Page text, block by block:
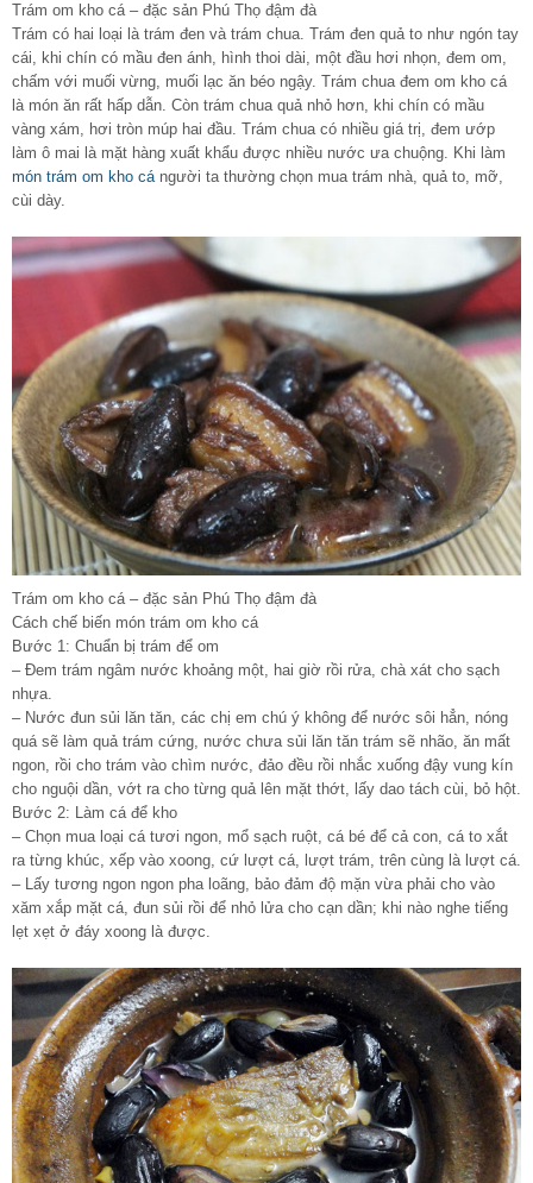
Trám om kho cá – đặc sản Phú Thọ đậm đà
Trám có hai loại là trám đen và trám chua. Trám đen quả to như ngón tay
cái, khi chín có mầu đen ánh, hình thoi dài, một đầu hơi nhọn, đem om,
chấm với muối vừng, muối lạc ăn béo ngậy. Trám chua đem om kho cá
là món ăn rất hấp dẫn. Còn trám chua quả nhỏ hơn, khi chín có mầu
vàng xám, hơi tròn múp hai đầu. Trám chua có nhiều giá trị, đem ướp
làm ô mai là mặt hàng xuất khẩu được nhiều nước ưa chuộng. Khi làm
món trám om kho cángười ta thường chọn mua trám nhà, quả to, mỡ,
cùi dày.
Trám om kho cá – đặc sản Phú Thọ đậm đà
Cách chế biến món trám om kho cá
Bước 1: Chuẩn bị trám để om
– Đem trám ngâm nước khoảng một, hai giờ rồi rửa, chà xát cho sạch
nhựa.
– Nước đun sủi lăn tăn, các chị em chú ý không để nước sôi hẳn, nóng
quá sẽ làm quả trám cứng, nước chưa sủi lăn tăn trám sẽ nhão, ăn mất
ngon, rồi cho trám vào chìm nước, đảo đều rồi nhắc xuống đậy vung kín
cho nguội dần, vớt ra cho từng quả lên mặt thớt, lấy dao tách cùi, bỏ hột.
Bước 2: Làm cá để kho
– Chọn mua loại cá tươi ngon, mổ sạch ruột, cá bé để cả con, cá to xắt
ra từng khúc, xếp vào xoong, cứ lượt cá, lượt trám, trên cùng là lượt cá.
– Lấy tương ngon ngon pha loãng, bảo đảm độ mặn vừa phải cho vào
xăm xắp mặt cá, đun sủi rồi để nhỏ lửa cho cạn dần; khi nào nghe tiếng
lẹt xẹt ở đáy xoong là được.